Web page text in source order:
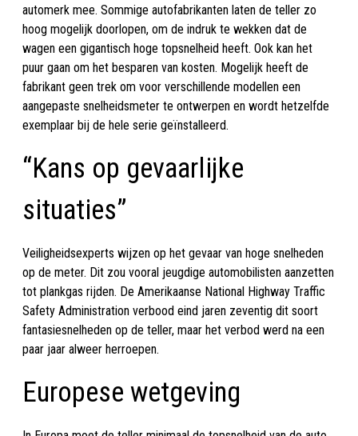
automerk mee. Sommige autofabrikanten laten de teller zo
hoog mogelijk doorlopen, om de indruk te wekken dat de
wagen een gigantisch hoge topsnelheid heeft. Ook kan het
puur gaan om het besparen van kosten. Mogelijk heeft de
fabrikant geen trek om voor verschillende modellen een
aangepaste snelheidsmeter te ontwerpen en wordt hetzelfde
exemplaar bij de hele serie geïnstalleerd.
“Kans op gevaarlijke
situaties”
Veiligheidsexperts wijzen op het gevaar van hoge snelheden
op de meter. Dit zou vooral jeugdige automobilisten aanzetten
tot plankgas rijden. De Amerikaanse National Highway Traffic
Safety Administration verbood eind jaren zeventig dit soort
fantasiesnelheden op de teller, maar het verbod werd na een
paar jaar alweer herroepen.
Europese wetgeving